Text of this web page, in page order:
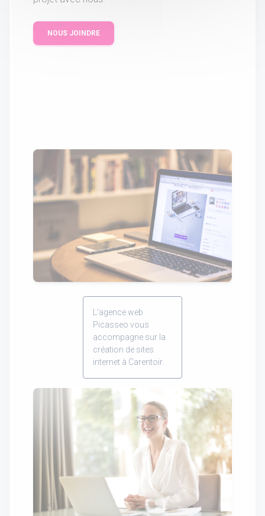
NOUS JOINDRE
L'agence web
Picasseo vous
accompagne sur la
création de sites
internet à Carentoir.